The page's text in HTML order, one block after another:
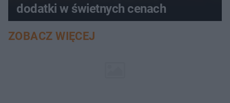
dodatki w świetnych cenach
ZOBACZ WIĘCEJ